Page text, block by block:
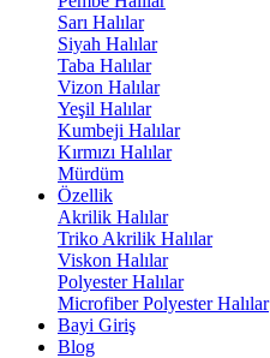
Sarı Halılar
Siyah Halılar
Taba Halılar
Vizon Halılar
Yeşil Halılar
Kumbeji Halılar
Kırmızı Halılar
Mürdüm
Özellik
Akrilik Halılar
Triko Akrilik Halılar
Viskon Halılar
Polyester Halılar
Microfiber Polyester Halılar
Bayi Giriş
Blog